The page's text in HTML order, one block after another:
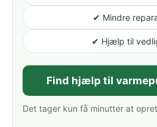
✔ Mindre
✔ Hjælp til
Find hjælp til
Det tager kun få minutter at